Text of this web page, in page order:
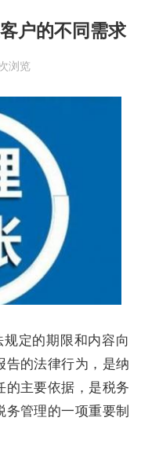
户的不同需求
浏览
定的期限和内容向
告的法律行为，是纳
的主要依据，是税务
务管理的一项重要制